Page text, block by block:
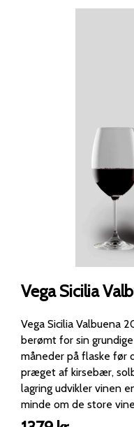
Vega Sicilia
Vega Sicilia Valbuena 2019 Vega Sicilia Valbuena
berømt for sin
måneder på flaske før den
præget af kirsebær, solbær og
lagring udvikler vinen
minde om de store
bemærkelsesværdigt